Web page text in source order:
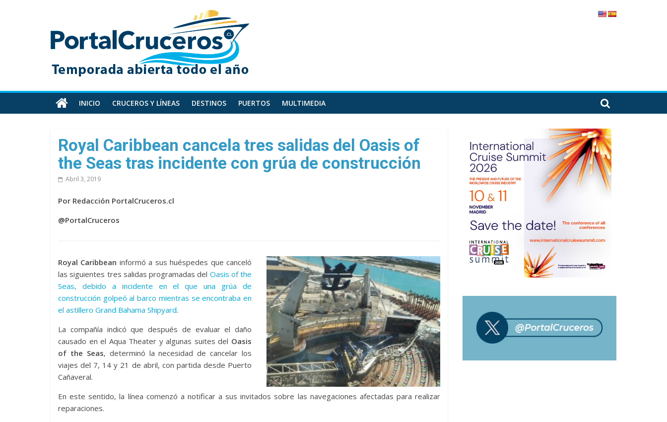
PortalCruceros
Toda
información
cruceros
en
un
sitio
INICIO CRUCEROS Y LÍNEAS DESTINOS PUERTOS MULTIMEDIA
Royal Caribbean cancela tres salidas del Oasis of
the Seas tras incidente con grúa de construcción
Abril 3, 2019
Por Redacción PortalCruceros.cl
@PortalCruceros
Royal Caribbean informó a sus huéspedes que canceló
las siguientes tres salidas programadas del Oasis of the
Seas, debido a incidente en el que una grúa de
construcción golpeó al barco mientras se encontraba en
el astillero Grand Bahama Shipyard.
La compañía indicó que después de evaluar el daño
causado en el Aqua Theater y algunas suites del Oasis
of the Seas, determinó la necesidad de cancelar los
viajes del 7, 14 y 21 de abril, con partida desde Puerto
Cañaveral.
En este sentido, la línea comenzó a notificar a sus invitados sobre las navegaciones afectadas para realizar
reparaciones.